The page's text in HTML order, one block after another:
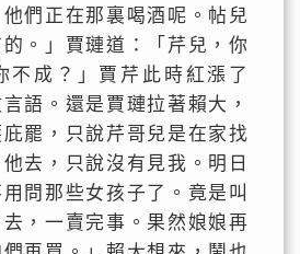
們正在那裏喝酒呢。帖兒
。」賈璉道：「芹兒，你
不成？」賈芹此時紅漲了
語。還是賈璉拉著賴大，
罷，只說芹哥兒是在家找
去，只說沒有見我。明日
問那些女孩子了。竟是叫
，一賣完事。果然娘娘再